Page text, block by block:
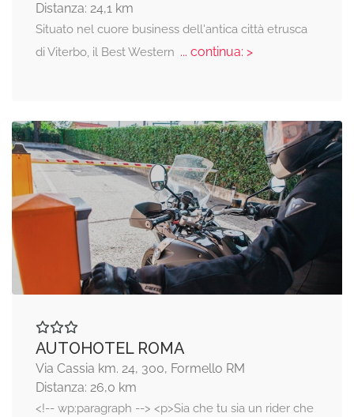
Distanza: 24,1 km
Situato nel cuore business dell'antica città etrusca
di Viterbo, il Best Western ... continua: >
AUTOHOTEL ROMA
Via Cassia km. 24, 300, Formello RM
Distanza: 26,0 km
<!-- wp:paragraph --> <p>Sia che tu sia un rider che